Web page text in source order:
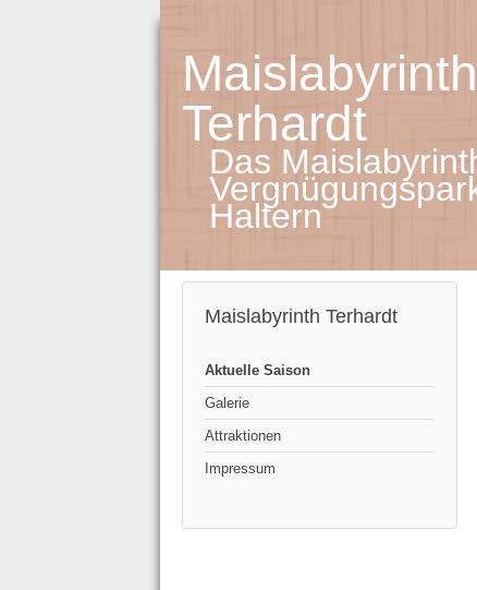
Maislabyrinth
Terhardt
Das
Haltern
Maislabyrinth Terhardt
Aktuelle Saison
Galerie
Attraktionen
Impressum